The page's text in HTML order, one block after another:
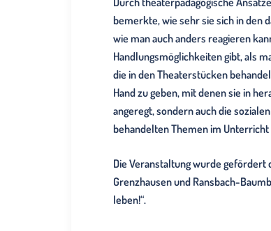
bemerkte, wie sehr sie sich in den
wie man auch anders reagieren
Handlungsmöglichkeiten gibt, als
die in den Theaterstücken
Hand zu geben, mit denen sie in
angeregt, sondern auch die
behandelten Themen im
Die Veranstaltung wurde
Grenzhausen und Ransbach-
leben!“.